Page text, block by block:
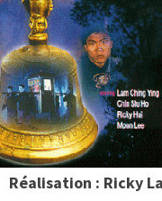
Réalisation : Ricky